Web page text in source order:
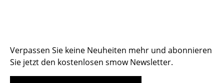
Sideboards & Kommoden
TV Möbel
Verpassen Sie keine Neuheiten mehr und abonnieren
Sie jetzt den kostenlosen smow Newsletter.